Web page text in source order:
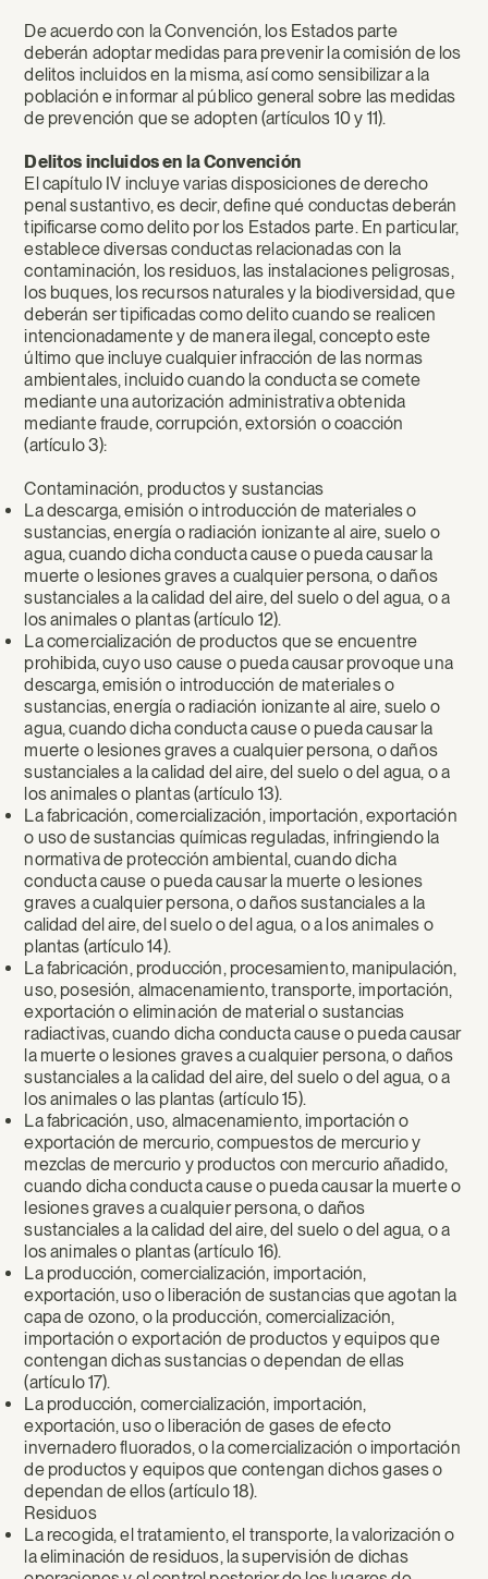
De acuerdo con la Convención, los Estados parte
deberán adoptar medidas para prevenir la comisión de los
delitos incluidos en la misma, así como sensibilizar a la
población e informar al público general sobre las medidas
de prevención que se adopten (artículos 10 y 11).
Delitos incluidos en la Convención
El capítulo IV incluye varias disposiciones de derecho
penal sustantivo, es decir, define qué conductas deberán
tipificarse como delito por los Estados parte. En particular,
establece diversas conductas relacionadas con la
contaminación, los residuos, las instalaciones peligrosas,
los buques, los recursos naturales y la biodiversidad, que
deberán ser tipificadas como delito cuando se realicen
intencionadamente y de manera ilegal, concepto este
último que incluye cualquier infracción de las normas
ambientales, incluido cuando la conducta se comete
mediante una autorización administrativa obtenida
mediante fraude, corrupción, extorsión o coacción
(artículo 3):
Contaminación, productos y sustancias
La descarga, emisión o introducción de materiales o
sustancias, energía o radiación ionizante al aire, suelo o
agua, cuando dicha conducta cause o pueda causar la
muerte o lesiones graves a cualquier persona, o daños
sustanciales a la calidad del aire, del suelo o del agua, o a
los animales o plantas (artículo 12).
La comercialización de productos que se encuentre
prohibida, cuyo uso cause o pueda causar provoque una
descarga, emisión o introducción de materiales o
sustancias, energía o radiación ionizante al aire, suelo o
agua, cuando dicha conducta cause o pueda causar la
muerte o lesiones graves a cualquier persona, o daños
sustanciales a la calidad del aire, del suelo o del agua, o a
los animales o plantas (artículo 13).
La fabricación, comercialización, importación, exportación
o uso de sustancias químicas reguladas, infringiendo la
normativa de protección ambiental, cuando dicha
conducta cause o pueda causar la muerte o lesiones
graves a cualquier persona, o daños sustanciales a la
calidad del aire, del suelo o del agua, o a los animales o
plantas (artículo 14).
La fabricación, producción, procesamiento, manipulación,
uso, posesión, almacenamiento, transporte, importación,
exportación o eliminación de material o sustancias
radiactivas, cuando dicha conducta cause o pueda causar
la muerte o lesiones graves a cualquier persona, o daños
sustanciales a la calidad del aire, del suelo o del agua, o a
los animales o las plantas (artículo 15).
La fabricación, uso, almacenamiento, importación o
exportación de mercurio, compuestos de mercurio y
mezclas de mercurio y productos con mercurio añadido,
cuando dicha conducta cause o pueda causar la muerte o
lesiones graves a cualquier persona, o daños
sustanciales a la calidad del aire, del suelo o del agua, o a
los animales o plantas (artículo 16).
La producción, comercialización, importación,
exportación, uso o liberación de sustancias que agotan la
capa de ozono, o la producción, comercialización,
importación o exportación de productos y equipos que
contengan dichas sustancias o dependan de ellas
(artículo 17).
La producción, comercialización, importación,
exportación, uso o liberación de gases de efecto
invernadero fluorados, o la comercialización o importación
de productos y equipos que contengan dichos gases o
dependan de ellos (artículo 18).
Residuos
La recogida, el tratamiento, el transporte, la valorización o
la eliminación de residuos, la supervisión de dichas